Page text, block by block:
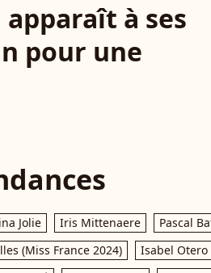
à ses
pour une
Jolie Iris Mittenaere
Pascal
(Miss France 2024)
Isabel Otero